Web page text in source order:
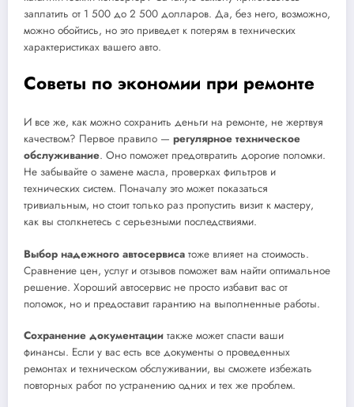
заплатить от 1 500 до 2 500 долларов. Да, без него, возможно,
можно обойтись, но это приведет к потерям в технических
характеристиках вашего авто.
Советы по экономии при ремонте
И все же, как можно сохранить деньги на ремонте, не жертвуя
качеством? Первое правило — регулярное техническое
обслуживание. Оно поможет предотвратить дорогие поломки.
Не забывайте о замене масла, проверках фильтров и
технических систем. Поначалу это может показаться
тривиальным, но стоит только раз пропустить визит к мастеру,
как вы столкнетесь с серьезными последствиями.
Выбор надежного автосервиса тоже влияет на стоимость.
Сравнение цен, услуг и отзывов поможет вам найти оптимальное
решение. Хороший автосервис не просто избавит вас от
поломок, но и предоставит гарантию на выполненные работы.
Сохранение документации также может спасти ваши
финансы. Если у вас есть все документы о проведенных
ремонтах и техническом обслуживании, вы сможете избежать
повторных работ по устранению одних и тех же проблем.